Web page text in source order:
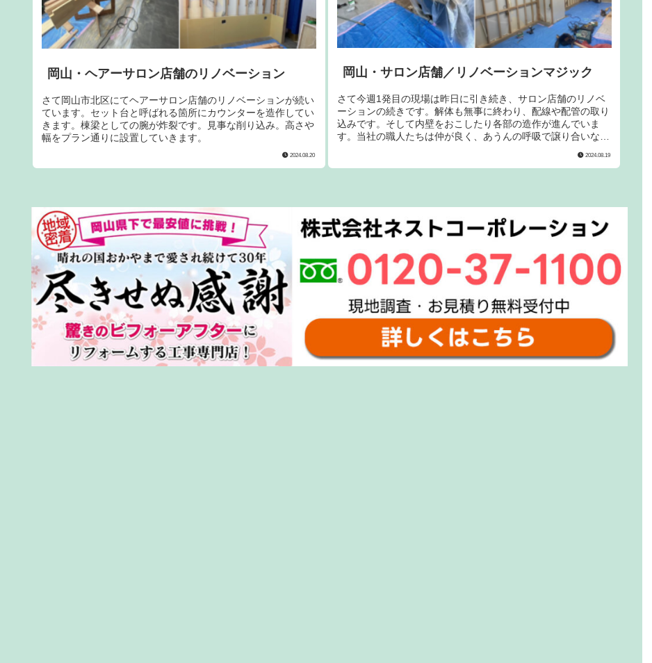
岡山・ヘアーサロン店舗のリノベーション
さて岡山市北区にてヘアーサロン店舗のリノベーションが続い
ています。セット台と呼ばれる箇所にカウンターを造作してい
きます。棟梁としての腕が炸裂です。見事な削り込み。高さや
幅をプラン通りに設置していきます。
2024.08.20
岡山・サロン店舗／リノベーションマジック
さて今週1発目の現場は昨日に引き続き、サロン店舗のリノベ
ーションの続きです。解体も無事に終わり、配線や配管の取り
込みです。そして内壁をおこしたり各部の造作が進んでいま
す。当社の職人たちは仲が良く、あうんの呼吸で譲り合いなが
2024.08.19